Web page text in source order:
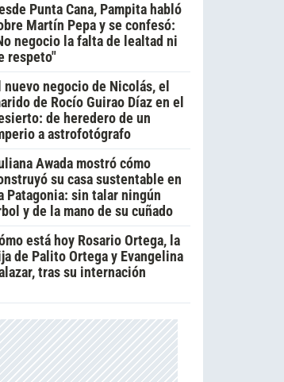
Punta Cana, Pampita habló
Martín Pepa y se confesó:
negocio la falta de lealtad ni
respeto"
nuevo negocio de Nicolás, el
de Rocío Guirao Díaz en el
de heredero de un
a astrofotógrafo
Awada mostró cómo
su casa sustentable en
Patagonia: sin talar ningún
y de la mano de su cuñado
está hoy Rosario Ortega, la
de Palito Ortega y Evangelina
tras su internación